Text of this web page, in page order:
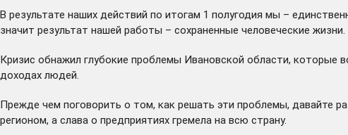
В результате наших действий по итогам 1 полугодия мы –
значит результат нашей работы – сохраненные человеческие жизни.
Кризис обнажил глубокие проблемы Ивановской области, которые
доходах людей.
Прежде чем поговорить о том, как решать эти проблемы, давайте
регионом, а слава о предприятиях гремела на всю страну.